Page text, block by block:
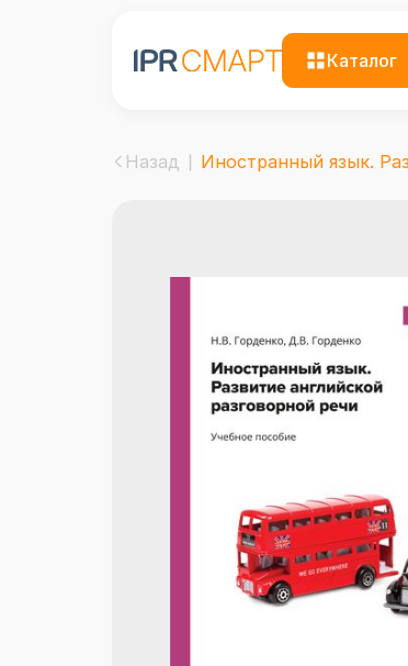
Каталог
Назад Иностранный язык.